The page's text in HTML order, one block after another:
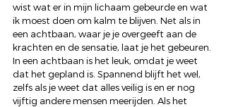
wist wat er in mijn lichaam gebeurde en wat
ik moest doen om kalm te blijven. Net als in
een achtbaan, waar je je overgeeft aan de
krachten en de sensatie, laat je het gebeuren.
In een achtbaan is het leuk, omdat je weet
dat het gepland is. Spannend blijft het wel,
zelfs als je weet dat alles veilig is en er nog
vijftig andere mensen meerijden. Als het